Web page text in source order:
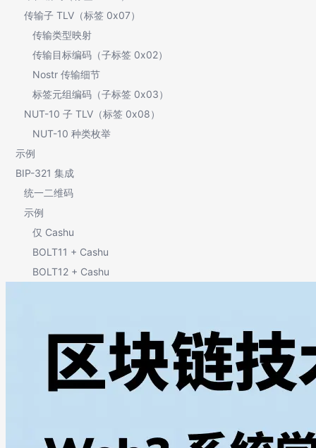
传输子 TLV（标签 0x07）
传输类型映射
传输目标编码（子标签 0x02）
Nostr 传输细节
标签元组编码（子标签 0x03）
NUT-10 子 TLV（标签 0x08）
NUT-10 种类枚举
示例
BIP-321 集成
统一二维码
示例
仅 Cashu
BOLT11 + Cashu
BOLT12 + Cashu